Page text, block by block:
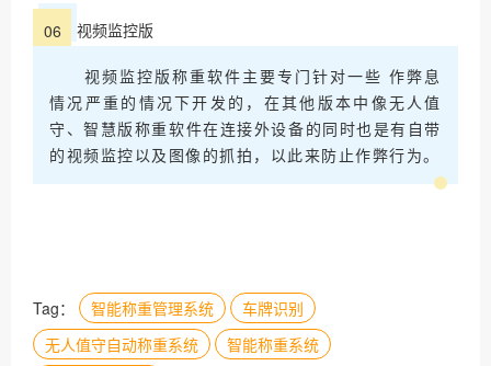
06 视频监控版
视频监控版称重软件主要专门针对一些 作弊息
情况严重的情况下开发的，在其他版本中像无人值
守、智慧版称重软件在连接外设备的同时也是有自带
的视频监控以及图像的抓拍，以此来防止作弊行为。
Tag： 智能称重管理系统
车牌识别
无人值守自动称重系统
智能称重系统